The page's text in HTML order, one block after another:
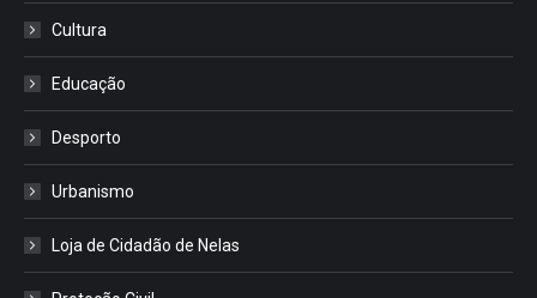
Cultura
Educação
Desporto
Urbanismo
Loja de Cidadão de Nelas